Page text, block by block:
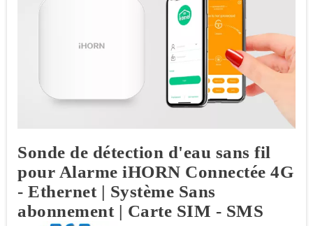
Sonde de détection d'eau sans fil
pour Alarme iHORN Connectée 4G
- Ethernet | Système Sans
abonnement | Carte SIM - SMS